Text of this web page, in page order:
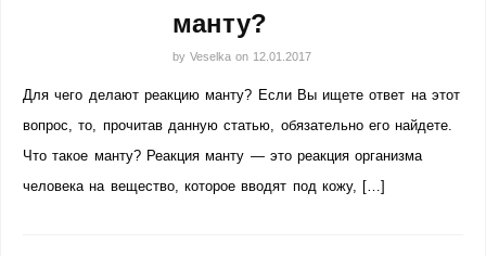
манту?
by Veselka on 12.01.2017
Для чего делают реакцию манту? Если Вы ищете ответ на этот
вопрос, то, прочитав данную статью, обязательно его найдете.
Что такое манту? Реакция манту — это реакция организма
человека на вещество, которое вводят под кожу, […]